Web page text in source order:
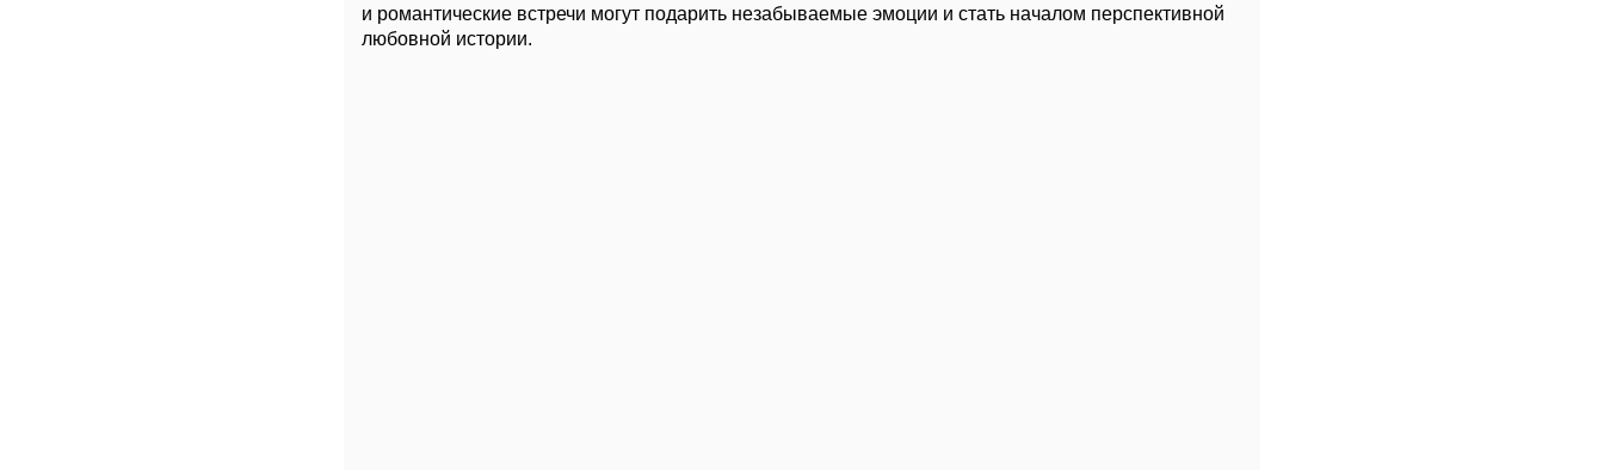
и романтические встречи могут подарить незабываемые эмоции и стать началом перспективной
любовной истории.